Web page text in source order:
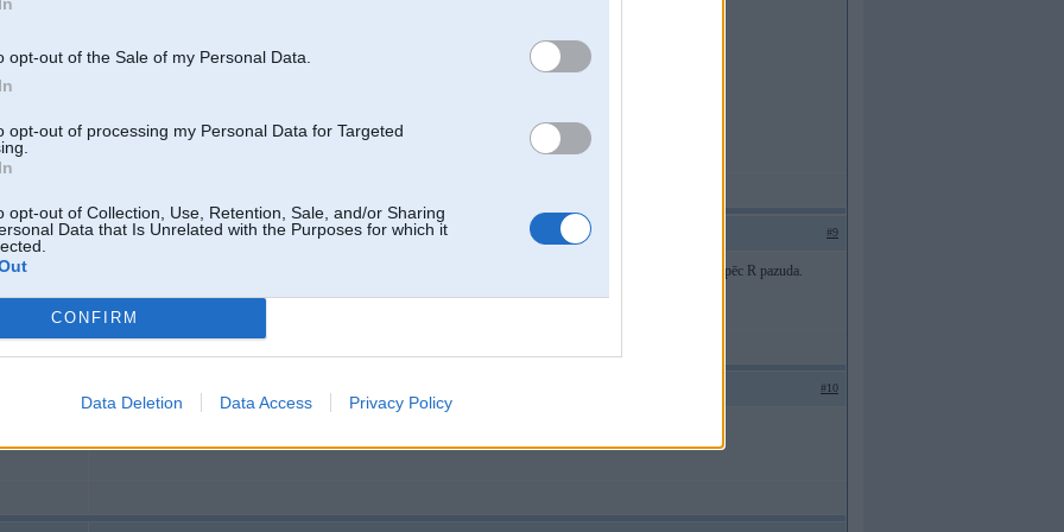
opt-out of the Sale of my Personal Data.
opt-out of processing my Personal Data for Targeted
opt-out of Collection, Use, Retention, Sale, and/or Sharing
Data that Is Unrelated with the Purposes for which it
CONFIRM
Data Deletion Data Access Privacy Policy
28. Nov 2007, 15:14 #9
Nu es jau jutu ka sūdi briest. Japaardas pa eBay varbūt būs kāds variants. Bet no sākuma 100% jāpārliecinās kāpēc R pazuda.
Varbūt citur vaina
#10